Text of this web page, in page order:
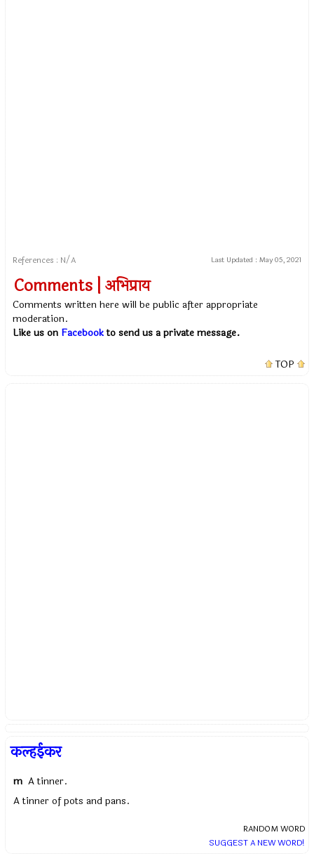
References : N/A Last Updated : May 05, 2021
Comments | अभिप्राय
Comments written here will be public after appropriate
moderation.
Like us on Facebookto send us a private message.
TOP
कल्हईकर
m A tinner.
A tinner of pots and pans.
RANDOM WORD
SUGGEST A NEW WORD!